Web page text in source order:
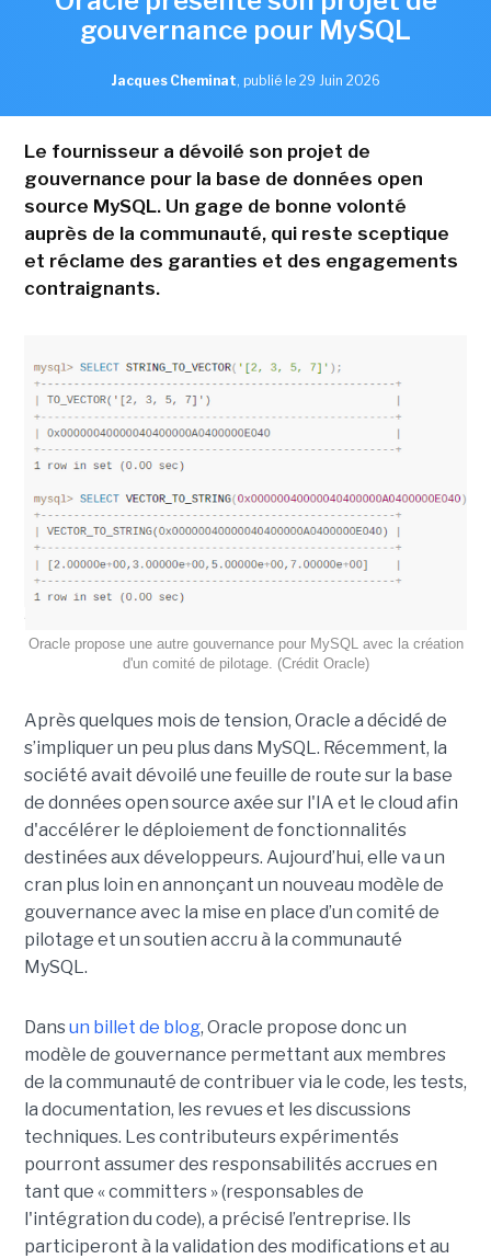
gouvernance pour MySQL
Jacques Cheminat, publié le 29 Juin 2026
Le fournisseur a dévoilé son projet de
gouvernance pour la base de données open
source MySQL. Un gage de bonne volonté
auprès de la communauté, qui reste sceptique
et réclame des garanties et des engagements
contraignants.
Oracle propose une autre gouvernance pour MySQL avec la création
d'un comité de pilotage. (Crédit Oracle)
Après quelques mois de tension, Oracle a décidé de
s’impliquer un peu plus dans MySQL. Récemment, la
société avait dévoilé une feuille de route sur la base
de données open source axée sur l'IA et le cloud afin
d'accélérer le déploiement de fonctionnalités
destinées aux développeurs. Aujourd’hui, elle va un
cran plus loin en annonçant un nouveau modèle de
gouvernance avec la mise en place d’un comité de
pilotage et un soutien accru à la communauté
MySQL.
Dansun billet de blog, Oracle propose donc un
modèle de gouvernance permettant aux membres
de la communauté de contribuer via le code, les tests,
la documentation, les revues et les discussions
techniques. Les contributeurs expérimentés
pourront assumer des responsabilités accrues en
tant que « committers » (responsables de
l'intégration du code), a précisé l’entreprise. Ils
participeront à la validation des modifications et au